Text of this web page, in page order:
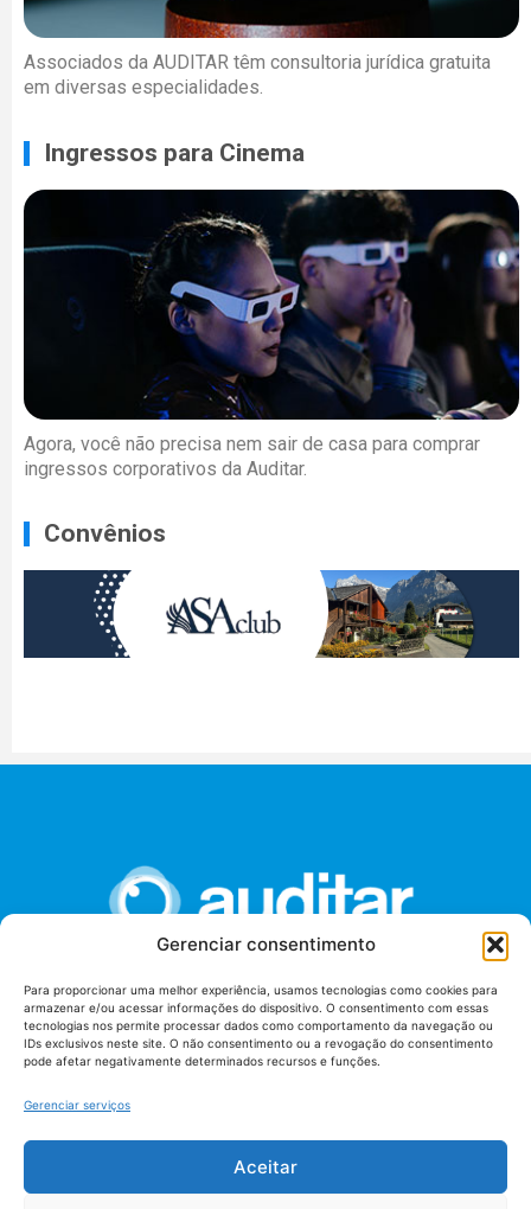
Gerenciar consentimento
Para proporcionar uma melhor experiência, usamos tecnologias como cookies para
armazenar e/ou acessar informações do dispositivo. O consentimento com essas
tecnologias nos permite processar dados como comportamento da navegação ou
IDs exclusivos neste site. O não consentimento ou a revogação do consentimento
pode afetar negativamente determinados recursos e funções.
Gerenciar serviços
Aceitar
Associados da AUDITAR têm consultoria jurídica gratuita
em diversas especialidades.
Ingressos para Cinema
Agora, você não precisa nem sair de casa para comprar
ingressos corporativos da Auditar.
Convênios
União dos Auditores Federais de Controle Externo -
AUDITAR
Setor de Administração Federal Sul (SAF/Sul), Qd. 04, Lt. 01
Tribunal de Contas da União (TCU), Subsolo, Sala S04
Termos de uso